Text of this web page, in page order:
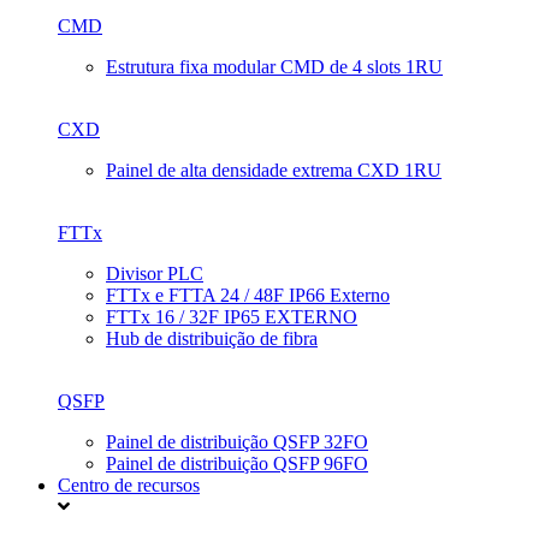
CMD
Estrutura fixa modular CMD de 4 slots 1RU
CXD
Painel de alta densidade extrema CXD 1RU
FTTx
Divisor PLC
FTTx e FTTA 24 / 48F IP66 Externo
FTTx 16 / 32F IP65 EXTERNO
Hub de distribuição de fibra
QSFP
Painel de distribuição QSFP 32FO
Painel de distribuição QSFP 96FO
Centro de recursos